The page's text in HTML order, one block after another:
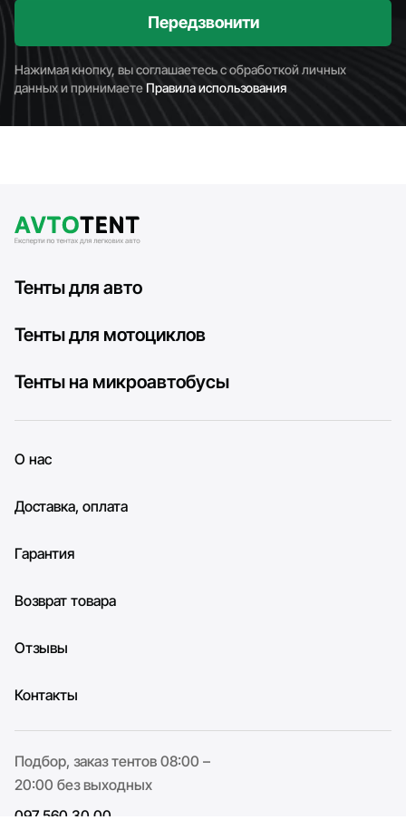
Передзвонити
Нажимая кнопку, вы соглашаетесь с обработкой личных
данных и принимаетеПравила использования
Тенты для авто
Тенты для мотоциклов
Тенты на микроавтобусы
О нас
Доставка, оплата
Гарантия
Возврат товара
Отзывы
Контакты
Подбор, заказ тентов 08:00 –
20:00 без выходных
097 560 30 00